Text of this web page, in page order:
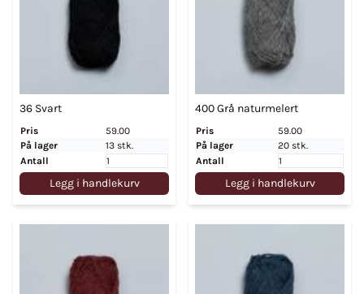
36 Svart
Pris
59.00
På lager
13 stk.
Antall
Legg i handlekurv
400 Grå naturmelert
Pris
59.00
På lager
20 stk.
Antall
Legg i handlekurv